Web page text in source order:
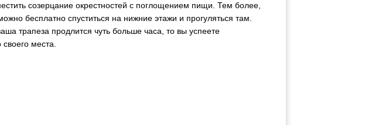
созерцание окрестностей с поглощением пищи. Тем более,
бесплатно спуститься на нижние этажи и прогуляться там.
трапеза продлится чуть больше часа, то вы успеете
места.